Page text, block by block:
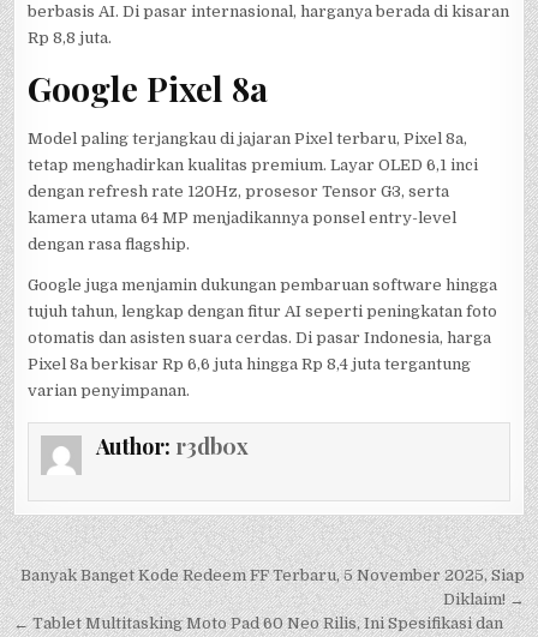
berbasis AI. Di pasar internasional, harganya berada di kisaran
Rp 8,8 juta.
Google Pixel 8a
Model paling terjangkau di jajaran Pixel terbaru, Pixel 8a,
tetap menghadirkan kualitas premium. Layar OLED 6,1 inci
dengan refresh rate 120Hz, prosesor Tensor G3, serta
kamera utama 64 MP menjadikannya ponsel entry-level
dengan rasa flagship.
Google juga menjamin dukungan pembaruan software hingga
tujuh tahun, lengkap dengan fitur AI seperti peningkatan foto
otomatis dan asisten suara cerdas. Di pasar Indonesia, harga
Pixel 8a berkisar Rp 6,6 juta hingga Rp 8,4 juta tergantung
varian penyimpanan.
Author: r3db0x
Post
navigation
Banyak Banget Kode Redeem FF Terbaru, 5 November 2025, Siap
Diklaim! →
← Tablet Multitasking Moto Pad 60 Neo Rilis, Ini Spesifikasi dan